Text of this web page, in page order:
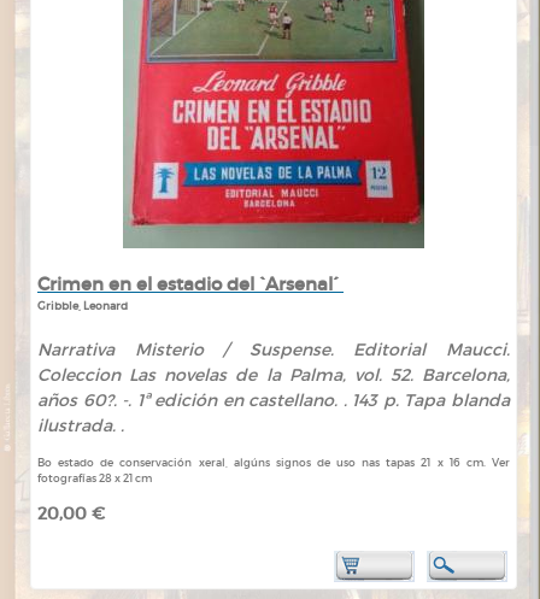
Crimen en el estadio del `Arsenal´
Gribble, Leonard
Narrativa Misterio / Suspense. Editorial Maucci.
Coleccion Las novelas de la Palma, vol. 52. Barcelona,
años 60?. -. 1ª edición en castellano. . 143 p. Tapa blanda
ilustrada. .
Bo estado de conservación xeral, algúns signos de uso nas tapas 21 x 16 cm. Ver
fotografías 28 x 21 cm
20,00 €